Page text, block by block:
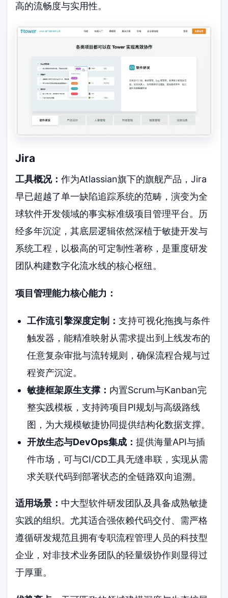
高的流畅度与实用性。
Jira
工具概况：作为Atlassian旗下的旗舰产品，Jira
早已超越了单一缺陷追踪系统的范畴，演变为全
球软件开发领域的事实标准级项目管理平台。历
经多年沉淀，其底层逻辑依然深植于敏捷开发与
系统工程，以极高的可定制性著称，是重度研发
团队构建数字化流水线的核心枢纽。
项目管理能力核心能力：
工作流引擎深度定制： 支持可视化拖拽与条件
触发器，能精准映射从需求提出到上线发布的
任意复杂审批与流转规则，确保流程合规与过
程资产沉淀。
敏捷框架原生支撑： 内置Scrum与Kanban完
整实践模板，支持跨项目PI规划与高级路线
图，为大规模敏捷协同提供结构化数据支撑。
开放生态与DevOps集成： 提供海量API与插
件市场，可与CI/CD工具无缝串联，实现从需
求关联代码到部署状态的全链路双向追溯。
适用场景： 中大型软件研发团队及具备成熟敏捷
实践的组织。尤其适合强依赖代码交付、需严格
遵循研发规范且拥有专职流程管理人员的科技型
企业，对非技术业务团队的轻量级协作则显得过
于厚重。